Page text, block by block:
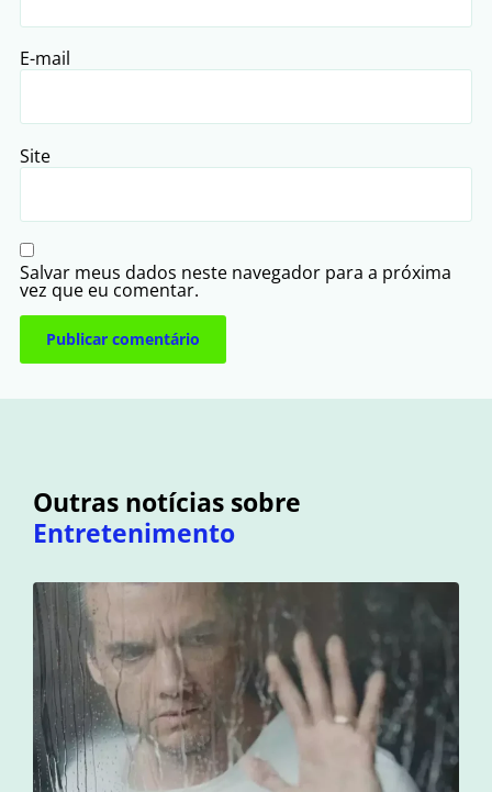
E-mail
Site
Salvar meus dados neste navegador para a próxima
vez que eu comentar.
Outras notícias sobre
Entretenimento